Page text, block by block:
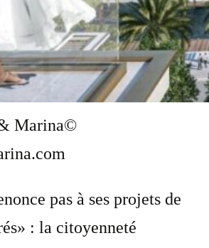
Marina©
pas à ses projets de
: la citoyenneté